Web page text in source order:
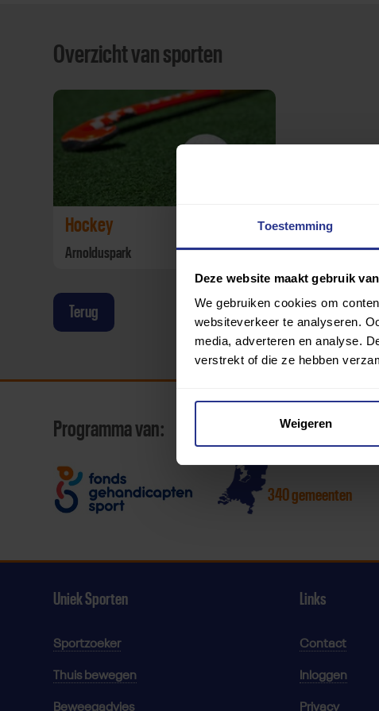
Toestemming
Deze website maakt gebruik
We gebruiken cookies om
websiteverkeer te analyseren.
media, adverteren en analyse.
verstrekt of die ze hebben
Weigeren
Overzicht van sporten
Hockey
Arnolduspark
Terug
Programma van:
340 gemeenten
Uniek Sporten
Sportzoeker
Thuis bewegen
Beweegadvies
Links
Contact
Inloggen
Privacy